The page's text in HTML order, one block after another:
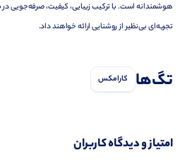
هوشمندانه است. با ترکیب زیبایی، کیفیت، صرفه‌جویی
تجربه‌ای بی‌نظیر از روشنایی ارائه خواهند داد.
تگ‌ها کارامکس
امتیاز و دیدگاه کاربران